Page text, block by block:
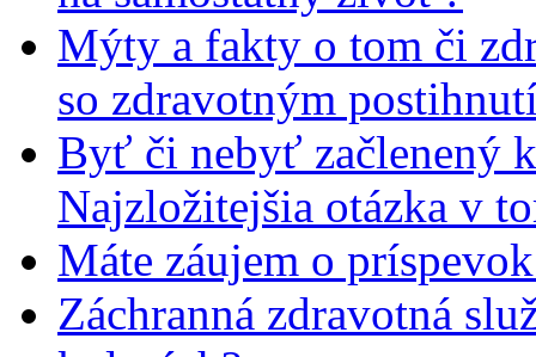
Mýty a fakty o tom či
so zdravotným
Byť či nebyť začlenený
Najzložitejšia otázka v
Máte záujem o
Záchranná zdravotná